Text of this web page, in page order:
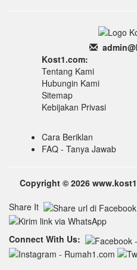
admin
Kost1.com:
Tentang Kami
Hubungin Kami
Sitemap
Kebijakan Privasi
Cara Beriklan
FAQ - Tanya Jawab
Copyright © 2026
Share It
Connect With Us: